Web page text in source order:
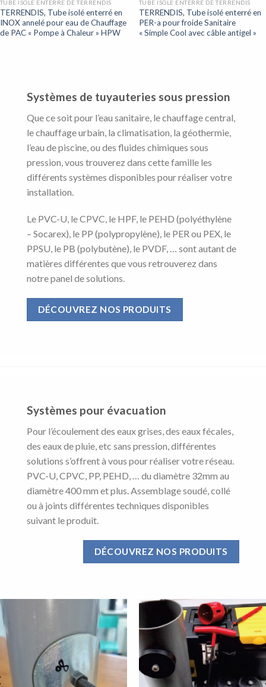
TUBE ISOLE ENTERRE DE TERRENDIS
TERRENDIS, Tube isolé enterré en
INOX annelé pour eau de Chauffage
de PAC « Pompe à Chaleur » HPW
TUBE ISOLE ENTERRE DE TERRENDIS
TERRENDIS, Tube isolé enterré en
PER-a pour froide Sanitaire
« Simple Cool avec câble antigel »
Systèmes de tuyauteries sous pression
Que ce soit pour l’eau sanitaire, le chauffage central,
le chauffage urbain, la climatisation, la géothermie,
l’eau de piscine, ou des fluides chimiques sous
pression, vous trouverez dans cette famille les
différents systèmes disponibles pour réaliser votre
installation.
Le PVC-U, le CPVC, le HPF, le PEHD (polyéthylène
– Socarex), le PP (polypropylène), le PER ou PEX, le
PPSU, le PB (polybutène), le PVDF, … sont autant de
matières différentes que vous retrouverez dans
notre panel de solutions.
DÉCOUVREZ NOS PRODUITS
Systèmes pour évacuation
Pour l’écoulement des eaux grises, des eaux fécales,
des eaux de pluie, etc sans pression, différentes
solutions s’offrent à vous pour réaliser votre réseau.
PVC-U, CPVC, PP, PEHD, … du diamètre 32mm au
diamètre 400 mm et plus.Assemblage soudé, collé
ou à joints différentes techniques disponibles
suivant le produit.
DÉCOUVREZ NOS PRODUITS